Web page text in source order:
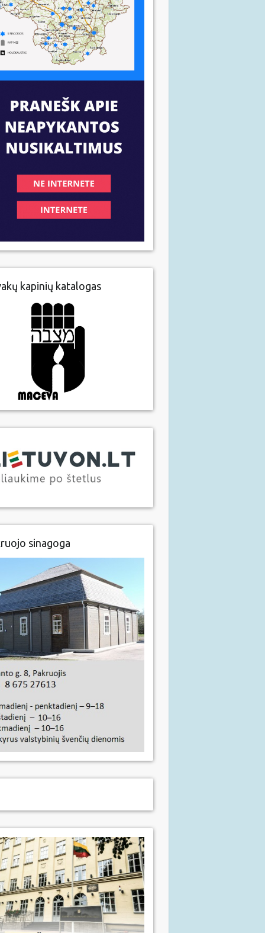
kapinių katalogas
sinagoga